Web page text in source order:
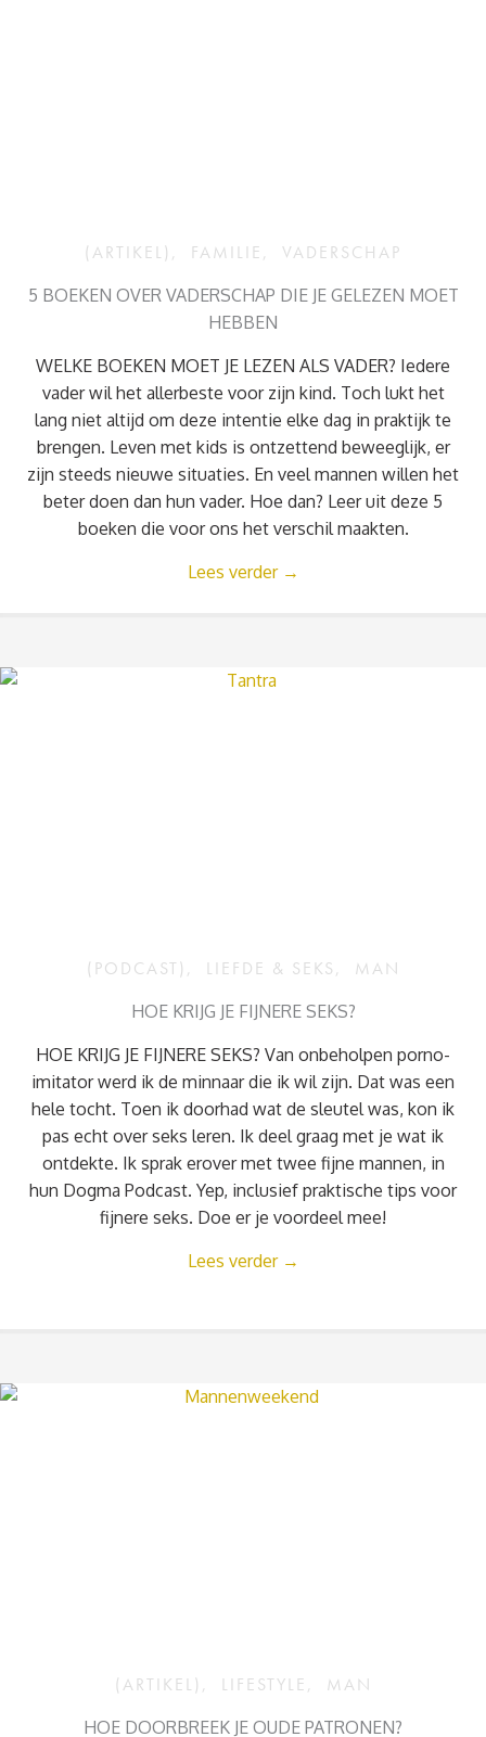
(ARTIKEL) , FAMILIE, VADERSCHAP
5 BOEKEN OVER VADERSCHAP DIE JE GELEZEN MOET
HEBBEN
WELKE BOEKEN MOET JE LEZEN ALS VADER? Iedere
vader wil het allerbeste voor zijn kind. Toch lukt het
lang niet altijd om deze intentie elke dag in praktijk te
brengen. Leven met kids is ontzettend beweeglijk, er
zijn steeds nieuwe situaties. En veel mannen willen het
beter doen dan hun vader. Hoe dan? Leer uit deze 5
boeken die voor ons het verschil maakten.
Lees verder →
(PODCAST) , LIEFDE & SEKS, MAN
HOE KRIJG JE FIJNERE SEKS?
HOE KRIJG JE FIJNERE SEKS? Van onbeholpen porno-
imitator werd ik de minnaar die ik wil zijn. Dat was een
hele tocht. Toen ik doorhad wat de sleutel was, kon ik
pas echt over seks leren. Ik deel graag met je wat ik
ontdekte. Ik sprak erover met twee fijne mannen, in
hun Dogma Podcast. Yep, inclusief praktische tips voor
fijnere seks. Doe er je voordeel mee!
Lees verder →
(ARTIKEL) , LIFESTYLE, MAN
HOE DOORBREEK JE OUDE PATRONEN?